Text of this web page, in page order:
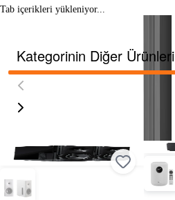
Tab içerikleri yükleniyor...
Kategorinin Diğer Ürünleri